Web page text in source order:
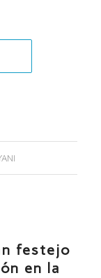
festejo
en la